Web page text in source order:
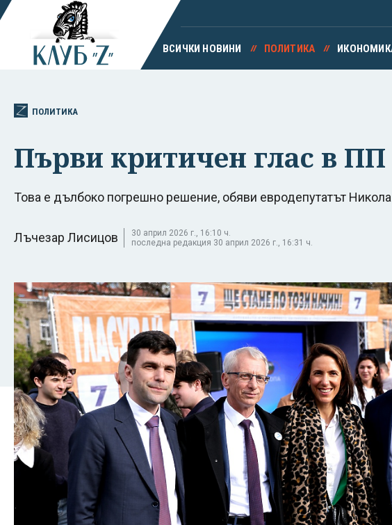
ВСИЧКИ НОВИНИ ПОЛИТИКА
ПОЛИТИКА
Първи критичен глас в ПП
Това е дълбоко погрешно решение, обяви евродепутатът
Лъчезар Лисицов
30 април 2026 г., 16:10 ч.
последна редакция 30 април 2026 г., 16:31 ч.